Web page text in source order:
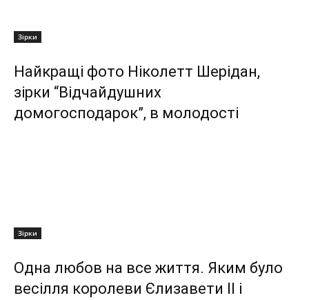
Зірки
Найкращі фото Ніколетт Шерідан,
зірки “Відчайдушних
домогосподарок”, в молодості
Зірки
Одна любов на все життя. Яким було
весілля королеви Єлизавети II і